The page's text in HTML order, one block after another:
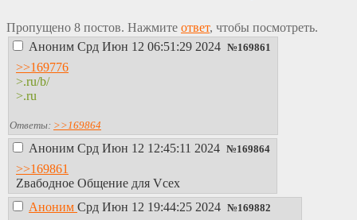
Пропущено 8 постов. Нажмите ответ, чтобы посмотреть.
Аноним Срд Июн 12 06:51:29 2024 №169861
>>169776
>.ru/b/
>.ru
Ответы: >>169864
Аноним Срд Июн 12 12:45:11 2024 №169864
>>169861
Zвабодное Общение для Vсех
Аноним Срд Июн 12 19:44:25 2024 №169882